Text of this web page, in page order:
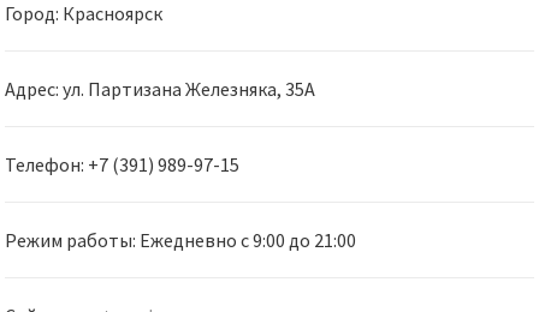
Город: Красноярск
Адрес: ул. Партизана Железняка, 35А
Телефон: +7 (391) 989-97-15
Режим работы: Ежедневно с 9:00 до 21:00